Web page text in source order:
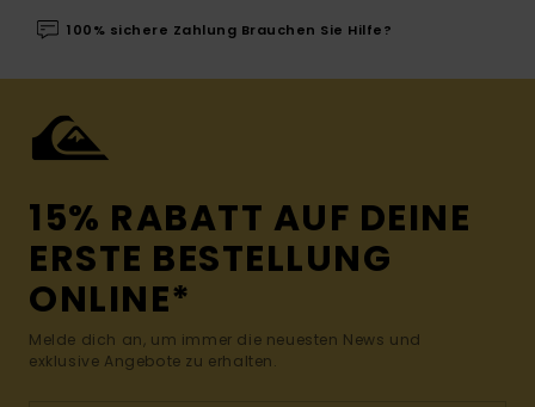
100% sichere Zahlung Brauchen Sie Hilfe?
15% RABATT AUF DEINE
ERSTE BESTELLUNG
ONLINE*
Melde dich an, um immer die neuesten News und
exklusive Angebote zu erhalten.